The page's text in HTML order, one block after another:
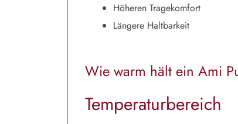
Höheren Tragekomfort
Längere Haltbarkeit
Wie warm hält ein Ami
Temperaturbereich